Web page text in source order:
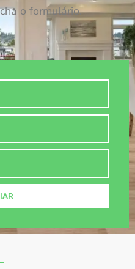
o formulário.